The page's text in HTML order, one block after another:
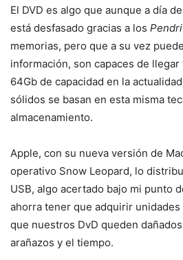
El DVD es algo que aunque a día
está desfasado gracias a los
memorias, pero que a su vez
información, son capaces de
64Gb de capacidad en la
sólidos se basan en esta misma
almacenamiento.
Apple, con su nueva versión de
operativo Snow Leopard, lo
USB, algo acertado bajo mi punto
ahorra tener que adquirir
que nuestros DvD queden
arañazos y el tiempo.